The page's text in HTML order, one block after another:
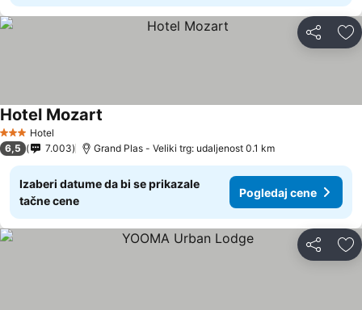
Deli
3 Zvezdice
Hotel
Hotel Mozart
6,5 7.003 Grand Plas - Veliki trg: udaljenost 0.1 km
Izaberi datume da bi se prikazale
tačne cene
Pogledaj cene
Deli